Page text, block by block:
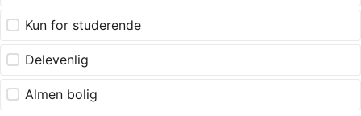
Kun for studerende
Delevenlig
Almen bolig